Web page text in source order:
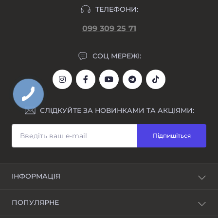
ТЕЛЕФОНИ:
099 309 25 71
СОЦ МЕРЕЖІ:
СЛІДКУЙТЕ ЗА НОВИНКАМИ ТА АКЦІЯМИ:
Підпишіться
ІНФОРМАЦІЯ
Awarder - бренд наручних годинників
ПОПУЛЯРНЕ